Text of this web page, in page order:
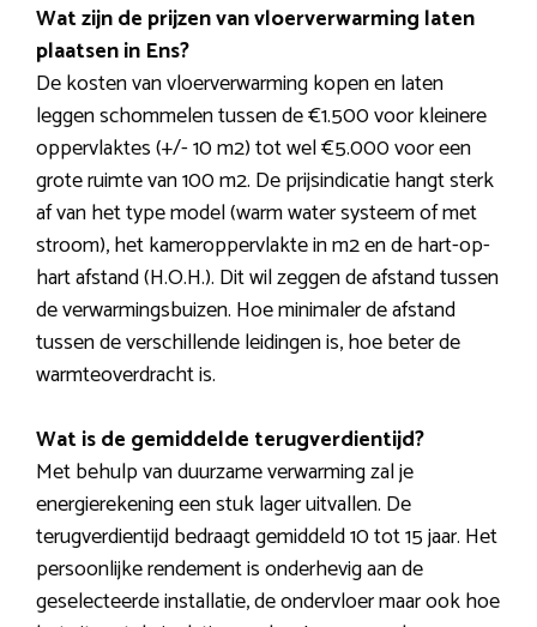
Wat zijn de prijzen van vloerverwarming laten
plaatsen in Ens?
De kosten van vloerverwarming kopen en laten
leggen schommelen tussen de €1.500 voor kleinere
oppervlaktes (+/- 10 m2) tot wel €5.000 voor een
grote ruimte van 100 m2. De prijsindicatie hangt sterk
af van het type model (warm water systeem of met
stroom), het kameroppervlakte in m2 en de hart-op-
hart afstand (H.O.H.). Dit wil zeggen de afstand tussen
de verwarmingsbuizen. Hoe minimaler de afstand
tussen de verschillende leidingen is, hoe beter de
warmteoverdracht is.
Wat is de gemiddelde terugverdientijd?
Met behulp van duurzame verwarming zal je
energierekening een stuk lager uitvallen. De
terugverdientijd bedraagt gemiddeld 10 tot 15 jaar. Het
persoonlijke rendement is onderhevig aan de
geselecteerde installatie, de ondervloer maar ook hoe